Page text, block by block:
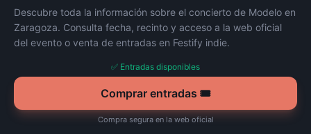
Descubre toda la información sobre el concierto de Modelo en
Zaragoza. Consulta fecha, recinto y acceso a la web oficial
del evento o venta de entradas en Festify indie.
✅ Entradas disponibles
Comprar entradas 🎟️
Compra segura en la web oficial